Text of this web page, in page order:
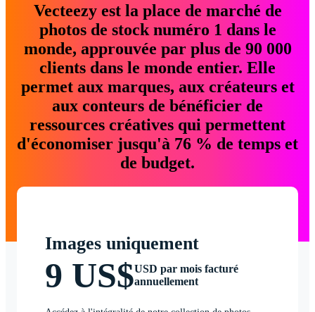
Vecteezy est la place de marché de
photos de stock numéro 1 dans le
monde, approuvée par plus de 90 000
clients dans le monde entier. Elle
permet aux marques, aux créateurs et
aux conteurs de bénéficier de
ressources créatives qui permettent
d'économiser jusqu'à 76 % de temps et
de budget.
Images uniquement
9 US$USD par mois facturé
annuellement